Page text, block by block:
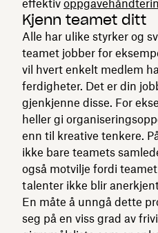
effektiv
Kjenn teamet ditt
Alle har ulike styrker og
teamet jobber for
vil hvert enkelt medlem
ferdigheter. Det er din
gjenkjenne disse. For
heller gi
enn til kreative tenkere.
ikke bare teamets
også motvilje fordi
talenter ikke blir
En måte å unngå dette
seg på en viss grad av